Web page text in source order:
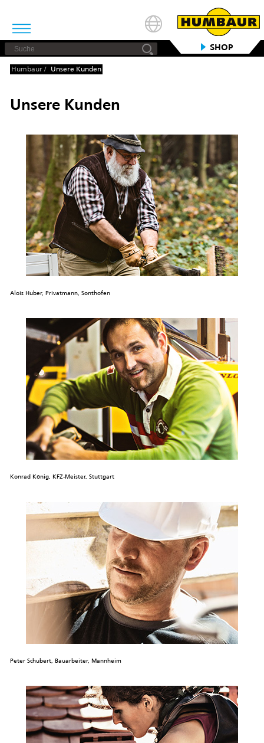
SHOP
Humbaur / Unsere Kunden
Unsere Kunden
Alois Huber, Privatmann, Sonthofen
Konrad König, KFZ-Meister, Stuttgart
Peter Schubert, Bauarbeiter, Mannheim